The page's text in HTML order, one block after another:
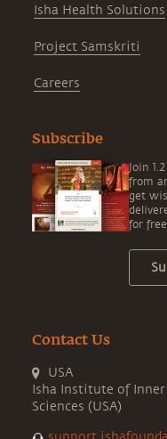
Isha Health Solutions
Project Samskriti
Careers
Subscribe
Join
from
get
for
Contact Us
USA
Isha Institute of Inner
Sciences (USA)